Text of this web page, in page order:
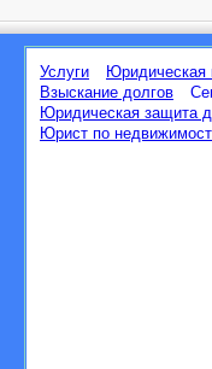
Услуги Юридическая
Взыскание долгов
Юридическая защита
Юрист по